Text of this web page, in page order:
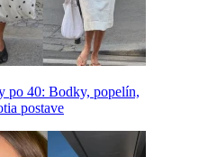
po 40: Bodky, popelín,
postave